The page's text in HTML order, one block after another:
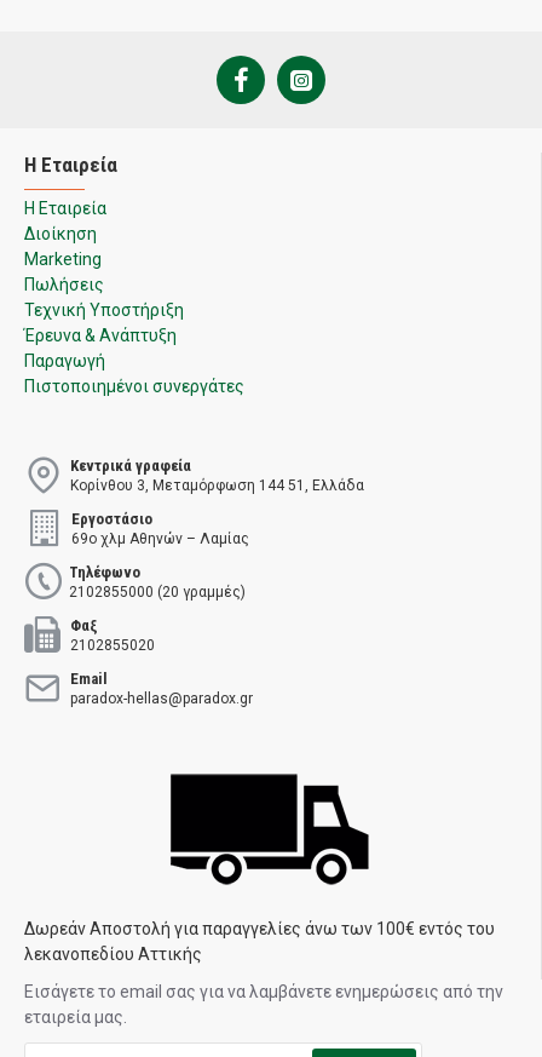
Η Εταιρεία
Η Εταιρεία
Διοίκηση
Marketing
Πωλήσεις
Τεχνική Υποστήριξη
Έρευνα & Ανάπτυξη
Παραγωγή
Πιστοποιημένοι συνεργάτες
Κεντρικά γραφεία
Κορίνθου 3, Μεταμόρφωση 144 51, Ελλάδα
Εργοστάσιο
69ο χλμ Αθηνών – Λαμίας
Τηλέφωνο
2102855000 (20 γραμμές)
Φαξ
2102855020
Email
paradox-hellas@paradox.gr
Δωρεάν Αποστολή για παραγγελίες άνω των 100€ εντός του
λεκανοπεδίου Αττικής
Εισάγετε το email σας για να λαμβάνετε ενημερώσεις από την
εταιρεία μας.